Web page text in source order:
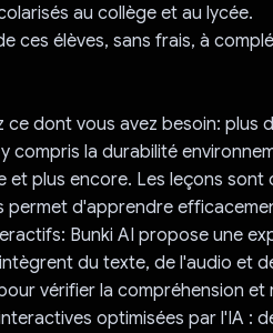
au collège et au lycée.
ces élèves, sans frais, à
ce dont vous avez besoin: plus
compris la durabilité
et plus encore. Les leçons
permet d'apprendre
Bunki AI propose une
du texte, de l'audio et
vérifier la compréhension
optimisées par l'IA :